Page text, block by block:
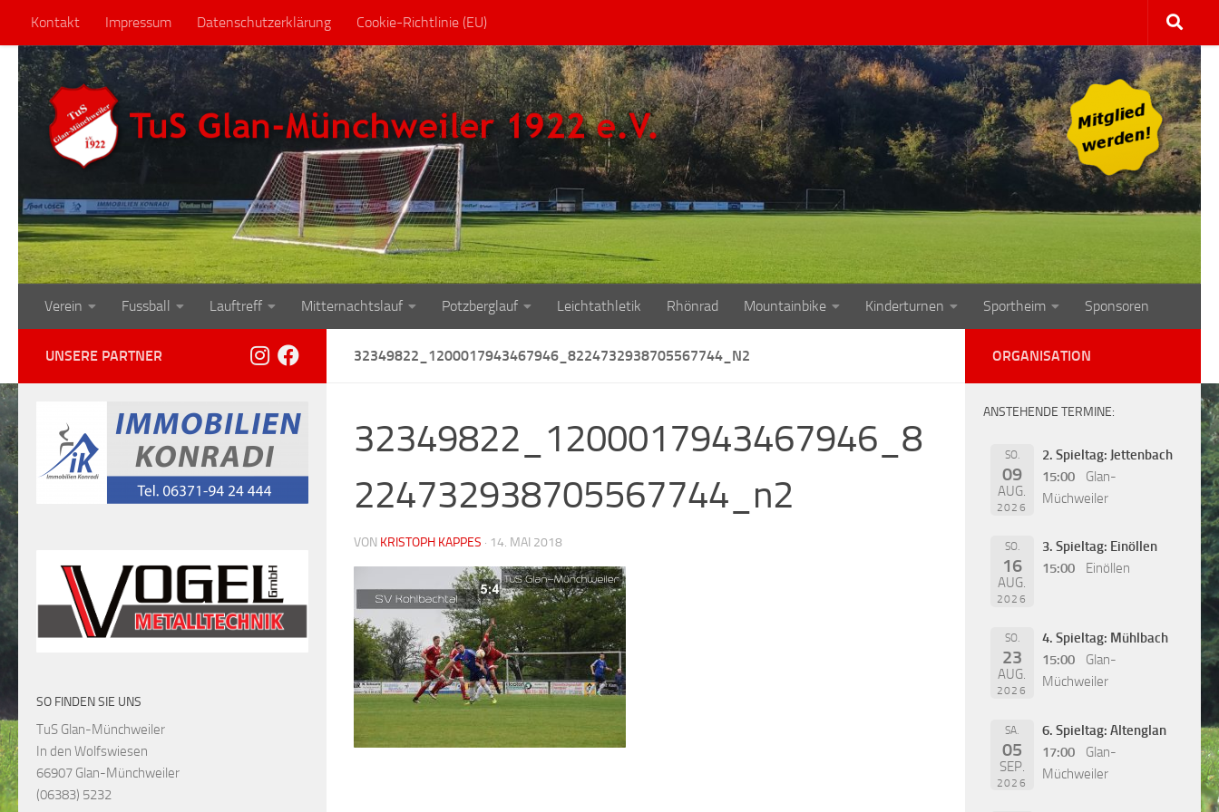
Zum Inhalt springen
Kontakt Impressum Datenschutzerklärung Cookie-Richtlinie (EU)
Verein Fussball Lauftreff Mitternachtslauf Potzberglauf Leichtathletik Rhönrad Mountainbike Kinderturnen Sportheim Sponsoren
32349822_1200017943467946_8224732938705567744_N2
32349822_1200017943467946_8
224732938705567744_n2
VON KRISTOPH KAPPES · 14. MAI 2018
UNSERE PARTNER
SO FINDEN SIE UNS
TuS Glan-Münchweiler
In den Wolfswiesen
66907 Glan-Münchweiler
(06383) 5232
ORGANISATION
ANSTEHENDE TERMINE:
SO.
09
AUG.
2026
2. Spieltag: Jettenbach
15:00
Glan-
Müchweiler
SO.
16
AUG.
2026
3. Spieltag: Einöllen
15:00
Einöllen
SO.
23
AUG.
2026
4. Spieltag: Mühlbach
15:00
Glan-
Müchweiler
SA.
05
SEP.
2026
6. Spieltag: Altenglan
17:00
Glan-
Müchweiler